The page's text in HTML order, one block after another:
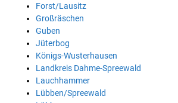
Forst/Lausitz
Großräschen
Guben
Jüterbog
Königs-Wusterhausen
Landkreis Dahme-Spreewald
Lauchhammer
Lübben/Spreewald